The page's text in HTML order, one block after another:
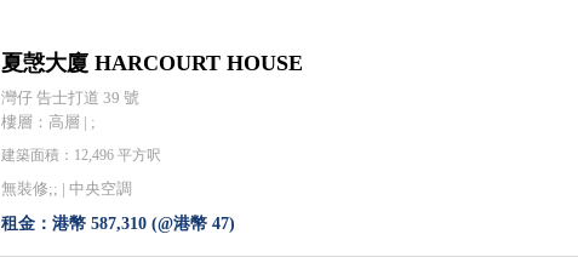
夏愨大廈 HARCOURT HOUSE
灣仔 告士打道 39 號
樓層：高層 | ;
建築面積：12,496 平方呎
無裝修;; |中央空調
租金：港幣 587,310 (@港幣 47)